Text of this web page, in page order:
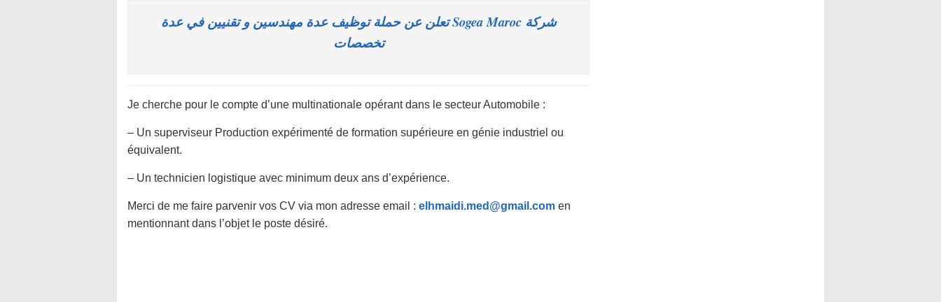
شركة Sogea Maroc تعلن عن حملة توظيف عدة مهندسين و تقنيين في عدة
تخصصات
Je cherche pour le compte d’une multinationale opérant dans le secteur Automobile :
– Un superviseur Production expérimenté de formation supérieure en génie industriel ou
équivalent.
– Un technicien logistique avec minimum deux ans d’expérience.
Merci de me faire parvenir vos CV via mon adresse email : elhmaidi.med@gmail.com en
mentionnant dans l’objet le poste désiré.